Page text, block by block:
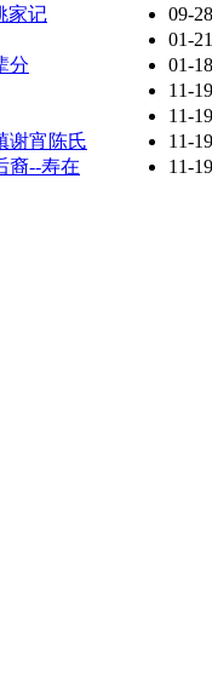
家记
分
谢宵陈氏
裔--寿在
09-28
01-21
01-18
11-19
11-19
11-19
11-19